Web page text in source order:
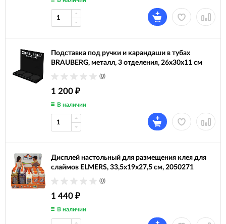
Подставка под ручки и карандаши в тубах
BRAUBERG, металл, 3 отделения, 26x30x11 см
(0)
1 200 ₽
В наличии
Дисплей настольный для размещения клея для
слаймов ELMERS, 33,5х19х27,5 см, 2050271
(0)
1 440 ₽
В наличии